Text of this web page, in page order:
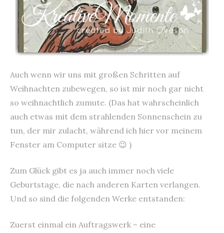
Auch wenn wir uns mit großen Schritten auf
Weihnachten zubewegen, so ist mir noch gar nicht
so weihnachtlich zumute. (Das hat wahrscheinlich
auch etwas mit dem strahlenden Sonnenschein zu
tun, der mir zulacht, während ich hier vor meinem
Fenster am Computer sitze 😉 )
Zum Glück gibt es ja auch immer noch viele
Geburtstage, die nach anderen Karten verlangen.
Und so sind die folgenden Werke entstanden:
Zuerst einmal ein Auftragswerk – eine